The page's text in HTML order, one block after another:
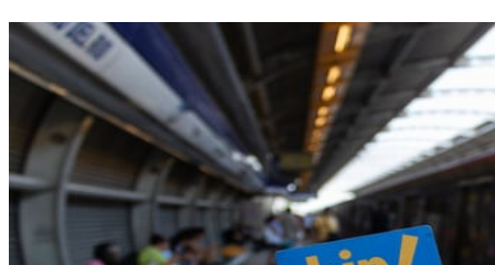
Universidad de Chile
Sustentabilidad